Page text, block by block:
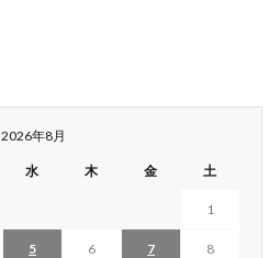
2026年8月
水 木 金 土
1
5 6 7 8